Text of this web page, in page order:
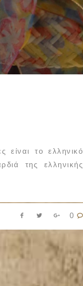
το ελληνικό
της ελληνικής
0